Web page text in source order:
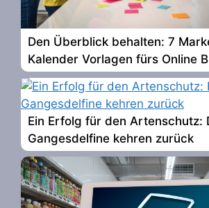
Den Überblick behalten: 7
Kalender Vorlagen fürs Online
Ein Erfolg für den Artenschutz:
Gangesdelfine kehren zurück